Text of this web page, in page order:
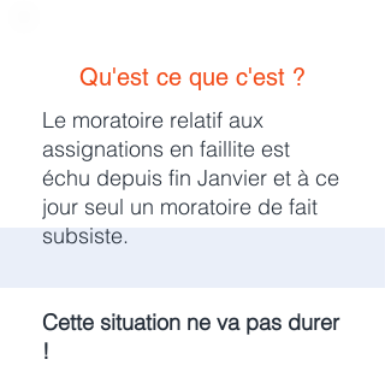
Qu'est ce que c'est ?
Le moratoire relatif aux
assignations en faillite est
échu depuis fin Janvier et à ce
jour seul un moratoire de fait
subsiste.
Cette situation ne va pas durer
!